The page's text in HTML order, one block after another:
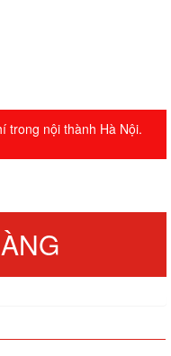
trong nội thành Hà Nội.